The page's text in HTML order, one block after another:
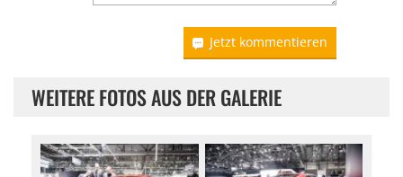
Jetzt kommentieren
WEITERE FOTOS AUS DER GALERIE